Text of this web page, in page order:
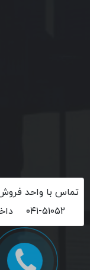
تماس با واحد
۰۴۱-۵۱۰۵۲